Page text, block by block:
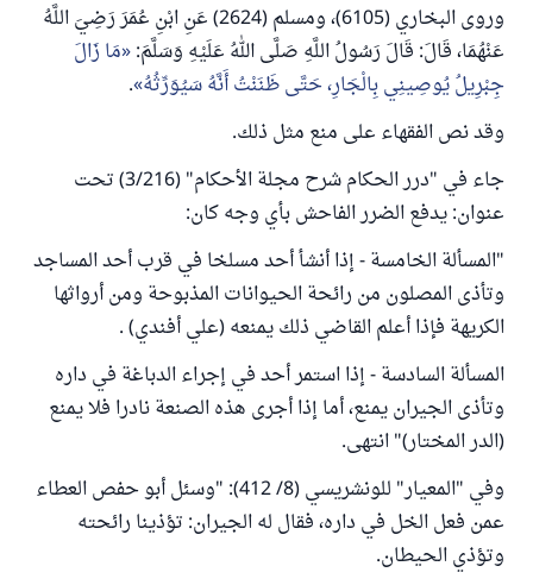
وروى البخاري (6105)، ومسلم (2624) عَنِ ابْنِ عُمَرَ رَضِيَ اللَّهُ
عَنْهُمَا، قَالَ: قَالَ رَسُولُ اللَّهِ صَلَّى اللهُ عَلَيْهِ وَسَلَّمَ: مَا زَالَ
جِبْرِيلُ يُوصِينِي بِالْجَارِ، حَتَّى ظَنَنْتُ أَنَّهُ سَيُوَرِّثُهُ .
وقد نص الفقهاء على منع مثل ذلك.
جاء في "درر الحكام شرح مجلة الأحكام" (3/216) تحت
عنوان: يدفع الضرر الفاحش بأي وجه كان:
"المسألة الخامسة - إذا أنشأ أحد مسلخا في قرب أحد المساجد
وتأذى المصلون من رائحة الحيوانات المذبوحة ومن أرواثها
الكريهة فإذا أعلم القاضي ذلك يمنعه (علي أفندي) .
المسألة السادسة - إذا استمر أحد في إجراء الدباغة في داره
وتأذى الجيران يمنع، أما إذا أجرى هذه الصنعة نادرا فلا يمنع
(الدر المختار)" انتهى.
وفي "المعيار" للونشريسي (8/ 412): "وسئل أبو حفص العطاء
عمن فعل الخل في داره، فقال له الجيران: تؤذينا رائحته
وتؤذي الحيطان.